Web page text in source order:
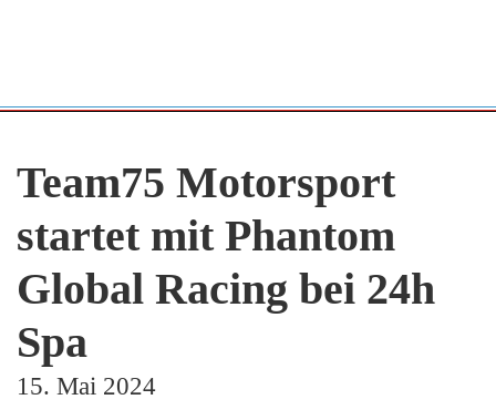
Team75 Motorsport
startet mit Phantom
Global Racing bei 24h
Spa
15. Mai 2024